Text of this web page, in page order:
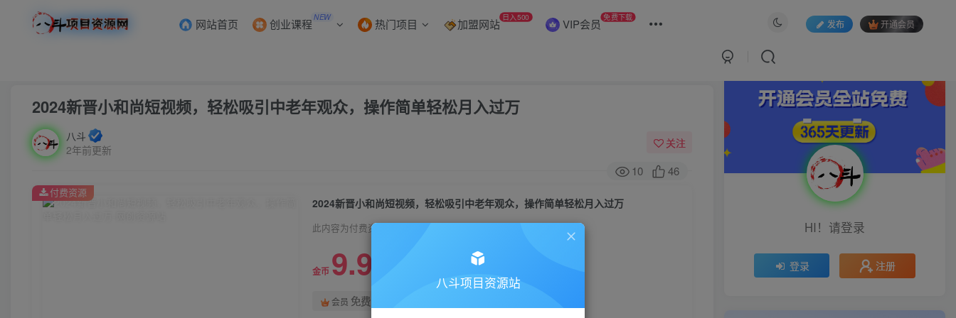
网站首页 创业课程 NEW 热门项目 加盟网站 日入500 VIP会员 免费下载
发布 开通会员
2024新晋小和尚短视频，轻松吸引中老年观众，操作简单轻松月入过万
八斗
2年前更新
关注
10 46
2024新晋小和尚短视频，轻松吸引中老年观众，操作简单轻松月入过万
此内容为付费资源，请付费后查看
金币 9.9
会员 免费
付费资源
HI！请登录
登录 注册
八斗项目资源站